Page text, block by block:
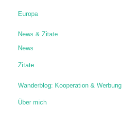
Europa
News & Zitate
News
Zitate
Wanderblog: Kooperation & Werbung
Über mich